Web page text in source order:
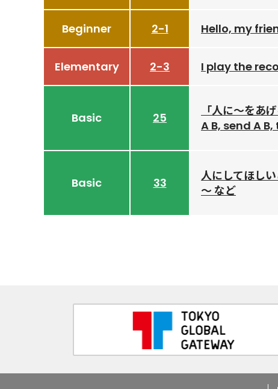
Beginner 2-1 Hello, my
Elementary 2-3 I play the
Basic 25
「人に～を
A B, send A B,
Basic 33
人にしてほし
～ など